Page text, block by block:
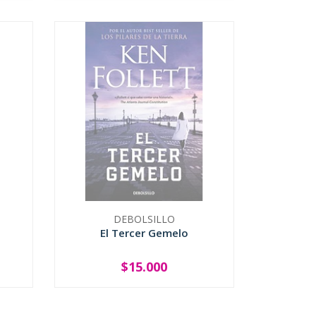
DEBOLSILLO
El Tercer Gemelo
AGOTADO
$15.000